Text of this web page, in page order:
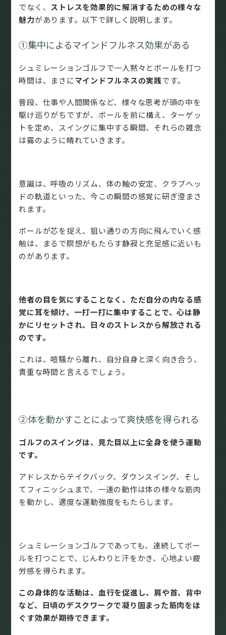
でなく、 ストレスを効果的に解消するための様々な
魅力があります。以下で詳しく説明します。
①集中によるマインドフルネス効果がある
シュミレーションゴルフで一人黙々とボールを打つ
時間は、まさにマインドフルネスの実践です。
普段、仕事や人間関係など、様々な思考が頭の中を
駆け巡りがちですが、ボールを前に構え、ターゲッ
トを定め、スイングに集中する瞬間、それらの雑念
は霧のように晴れていきます。
意識は、呼吸のリズム、体の軸の安定、クラブヘッ
ドの軌道といった、今この瞬間の感覚に研ぎ澄まさ
れます。
ボールが芯を捉え、狙い通りの方向に飛んでいく感
触は、まるで瞑想がもたらす静寂と充足感に近いも
のがあります。
他者の目を気にすることなく、ただ自分の内なる感
覚に耳を傾け、一打一打に集中することで、心は静
かにリセットされ、日々のストレスから解放される
のです。
これは、喧騒から離れ、自分自身と深く向き合う、
貴重な時間と言えるでしょう。
②体を動かすことによって爽快感を得られる
ゴルフのスイングは、見た目以上に全身を使う運動
です。
アドレスからテイクバック、ダウンスイング、そし
てフィニッシュまで、一連の動作は体の様々な筋肉
を動かし、適度な運動強度をもたらします。
シュミレーションゴルフであっても、連続してボー
ルを打つことで、じんわりと汗をかき、心地よい疲
労感を得られます。
この身体的な活動は、血行を促進し、肩や首、背中
など、日頃のデスクワークで凝り固まった筋肉をほ
ぐす効果が期待できます。